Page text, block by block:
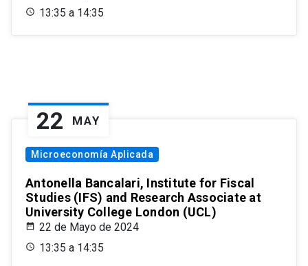
13:35 a 14:35
22 MAY
Microeconomía Aplicada
Antonella Bancalari, Institute for Fiscal
Studies (IFS) and Research Associate at
University College London (UCL)
22 de Mayo de 2024
13:35 a 14:35